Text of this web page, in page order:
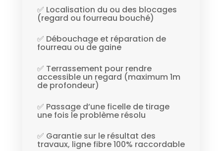
✅ Localisation du ou des blocages
(regard ou fourreau bouché)
✅ Débouchage et réparation de
fourreau ou de gaine
✅ Terrassement pour rendre
accessible un regard (maximum 1m
de profondeur)
✅ Passage d’une ficelle de tirage
une fois le problème résolu
✅ Garantie sur le résultat des
travaux, ligne fibre 100% raccordable